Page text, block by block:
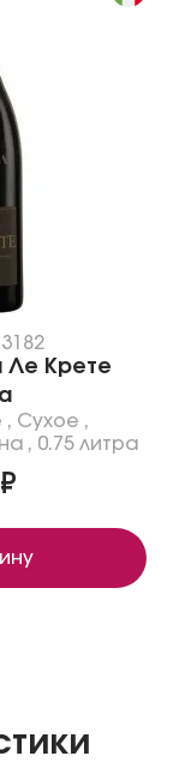
Ле Крете
, Сухое ,
, 0.75 литра